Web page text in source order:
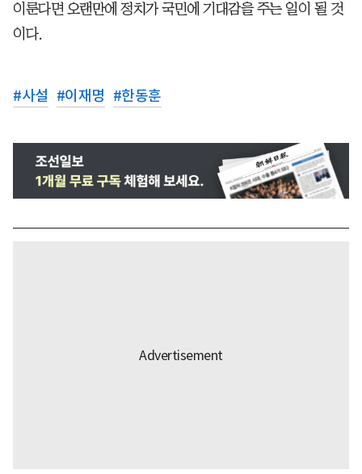
이룬다면 오랜만에 정치가 국민에 기대감을 주는 일이 될 것
이다.
#사설 #이재명 #한동훈